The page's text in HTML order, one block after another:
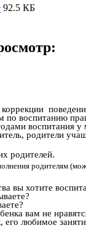
92.5 КБ
по воспитанию
воспитания
родители
родителей.
родителям
вы хотите
вам не
его любимое